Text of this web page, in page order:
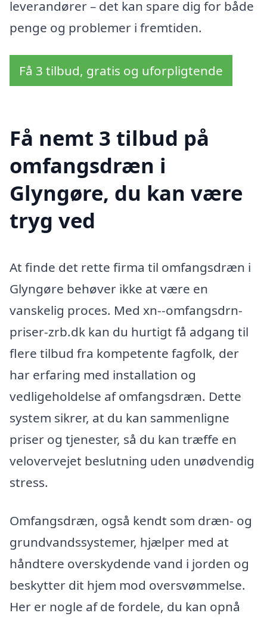
leverandører – det kan spare dig for både
penge og problemer i fremtiden.
Få 3 tilbud, gratis og uforpligtende
Få nemt 3 tilbud på
omfangsdræn i
Glyngøre, du kan være
tryg ved
At finde det rette firma til omfangsdræn i
Glyngøre behøver ikke at være en
vanskelig proces. Med xn--omfangsdrn-
priser-zrb.dk kan du hurtigt få adgang til
flere tilbud fra kompetente fagfolk, der
har erfaring med installation og
vedligeholdelse af omfangsdræn. Dette
system sikrer, at du kan sammenligne
priser og tjenester, så du kan træffe en
velovervejet beslutning uden unødvendig
stress.
Omfangsdræn, også kendt som dræn- og
grundvandssystemer, hjælper med at
håndtere overskydende vand i jorden og
beskytter dit hjem mod oversvømmelse.
Her er nogle af de fordele, du kan opnå